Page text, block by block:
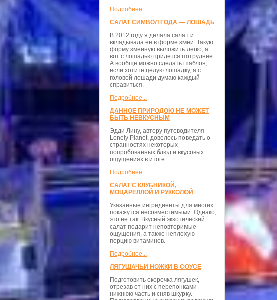
Подробнее...
САЛАТ СИМВОЛ ГОДА — ЛОШАДЬ
В 2012 году я делала салат и
вкладывала её в форме змеи. Такую
форму змеиную выложить легко, а
вот с лошадью придется потруднее.
А вообще можно сделать шаблон,
если хотите целую лошадку, а с
головой лошади думаю каждый
справиться.
Подробнее...
ДАННОЕ ПРИРОДОЮ НЕ МОЖЕТ
БЫТЬ НЕВКУСНЫМ
Эдди Лину, автору путеводителя
Lonely Planet, довелось поведать о
странностях некоторых
попробованных блюд и вкусовых
ощущениях в итоге.
Подробнее...
САЛАТ С КЛУБНИКОЙ,
МОЦАРЕЛЛОЙ И РУККОЛОЙ
Указанные ингредиенты для многих
покажутся несовместимыми. Однако,
это не так. Вкусный экзотический
салат подарит неповторимые
ощущения, а также неплохую
порцию витаминов.
Подробнее...
ЛЯГУШАЧЬИ НОЖКИ В СОУСЕ
Подготовить окорочка лягушек,
отрезав от них с перепонками
нижнюю часть и сняв шкурку.